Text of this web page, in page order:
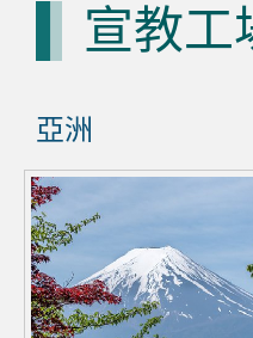
宣教工
亞洲